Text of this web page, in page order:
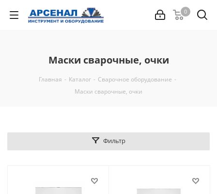
0
Маски сварочные, очки
Главная - Каталог - Сварочное оборудование -
Маски сварочные, очки
Фильтр